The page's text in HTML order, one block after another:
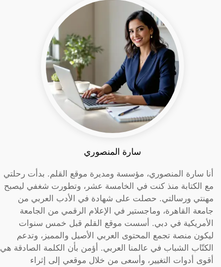
سارة المنصوري
أنا سارة المنصوري، مؤسسة ومديرة موقع القلم. بدأت رحلتي
مع الكتابة منذ كنت في الخامسة عشر، وتطورت شغفي ليصبح
مهنتي ورسالتي. حصلت على شهادة في الأدب العربي من
جامعة القاهرة، وماجستير في الإعلام الرقمي من الجامعة
الأمريكية في دبي. أسست موقع القلم قبل خمس سنوات
ليكون منصة تجمع المحتوى العربي الأصيل والمميز، وتدعم
الكتّاب الشباب في عالمنا العربي. أؤمن بأن الكلمة الصادقة هي
أقوى أدوات التغيير، وأسعى من خلال موقعي إلى إثراء